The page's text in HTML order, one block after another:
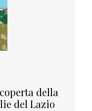
della
del Lazio